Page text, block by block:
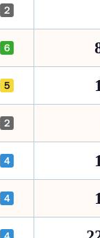
２
６
５
２
４
４